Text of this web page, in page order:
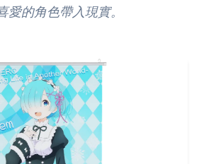
愛的角色帶入現實。